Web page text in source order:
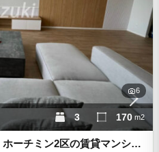
6
ーチミン2区の賃貸マンショ
3 170 m2